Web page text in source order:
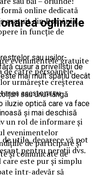
oglinzile
sau ușilor-
cusur a priveliștii de
mai mult spațiu decât
sau unul lângă
iluzie optică care va face
și mai deschisă
utile, deoarece vă pot
pentru pereții dvs.
este pur și simplu
într-adevăr să
online dedicată
gratuit din România,
în funcție de
evenimentele gratuite
către persoanele
urmărește creșterea
acestora cu
un rol de informare și
evenimentelor
de participare și
și comunicate de